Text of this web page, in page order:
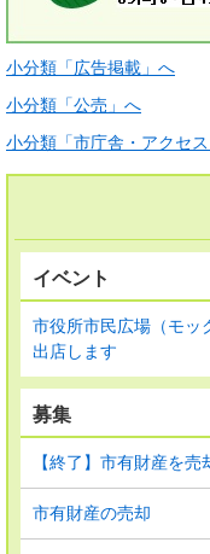
小分類「広告掲載」へ
小分類「公売」へ
小分類「市庁舎・アクセ
イベント
市役所市民広場（モッ
出店します
募集
【終了】市有財産を
市有財産の売却